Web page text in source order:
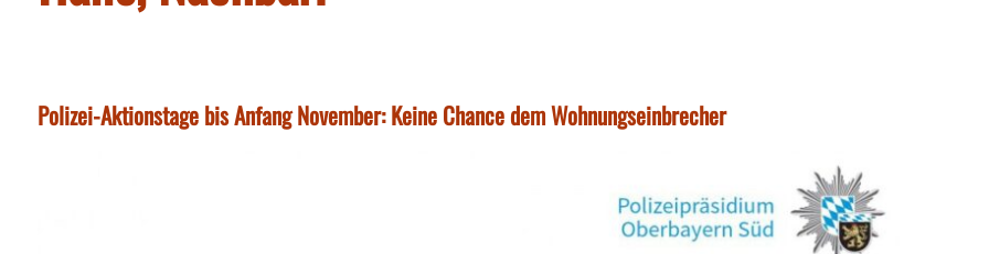
Polizei-Aktionstage bis Anfang November: Keine Chance dem Wohnungseinbrecher